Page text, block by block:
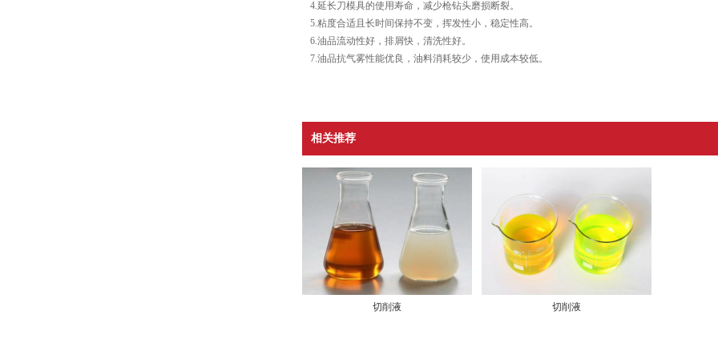
4.延长刀模具的使用寿命，减少枪钻头磨损断裂。
5.粘度合适且长时间保持不变，挥发性小，稳定性高。
6.油品流动性好，排屑快，清洗性好。
7.油品抗气雾性能优良，油料消耗较少，使用成本较低。
相关推荐
切削液 切削液